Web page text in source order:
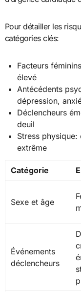
Pour détailler les
catégories clés:
Facteurs
élevé
Antécédents
dépression,
Déclencheurs
deuil
Stress
extrême
Catégorie
Sexe et âge
Événements
déclencheurs